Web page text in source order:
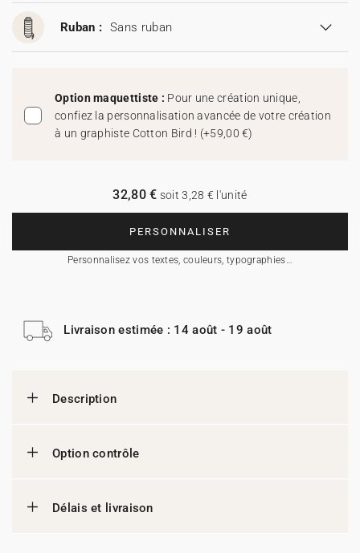
Ruban : Sans ruban
Option maquettiste : Pour une création unique,
confiez la personnalisation avancée de votre création
à un graphiste Cotton Bird ! (+59,00 €)
PERSONNALISER
Personnalisez vos textes, couleurs, typographies…
32,80 € soit 3,28 € l'unité
Livraison estimée : 14 août - 19 août
Description
Option contrôle
Délais et livraison